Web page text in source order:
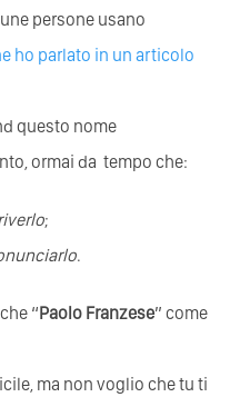
persone usano
ho parlato in un articolo
questo nome
ormai da tempo che:
;
.
“Paolo Franzese” come
ma non voglio che tu ti